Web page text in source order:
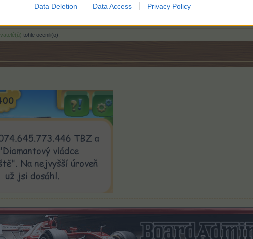
Data Deletion Data Access Privacy Policy
Farma 253* Baha 1400*- No1. Alpy 51* Trh AM
tohle ocenili(o).